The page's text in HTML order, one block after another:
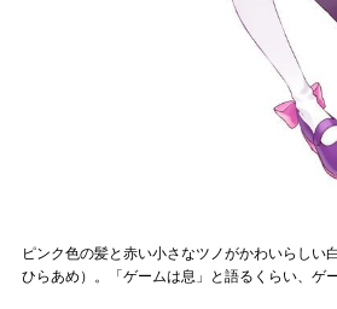
ピンク色の髪と赤い小さなツノがかわいらしい
ひらあめ）。「ゲームは息」と語るくらい、ゲ